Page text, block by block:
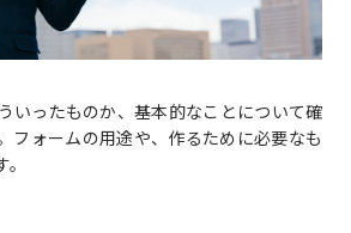
いったものか、基本的なことについて確
フォームの用途や、作るために必要なも